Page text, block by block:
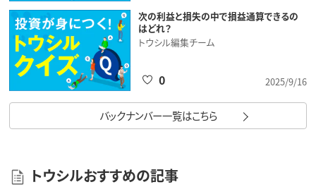
次の利益と損失の中で損益通算できるの
はどれ？
トウシル編集チーム
2025/9/16
0
バックナンバー一覧はこちら
トウシルおすすめの記事